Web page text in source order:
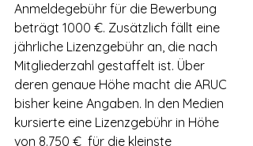
Anmeldegebühr für die Bewerbung
beträgt 1000 €. Zusätzlich fällt eine
jährliche Lizenzgebühr an, die nach
Mitgliederzahl gestaffelt ist. Über
deren genaue Höhe macht die ARUC
bisher keine Angaben. In den Medien
kursierte eine Lizenzgebühr in Höhe
von 8.750 €  für die kleinste